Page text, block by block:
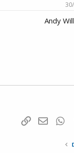
Andy
Tumblr
WhatsAppדואר אלקטרוני